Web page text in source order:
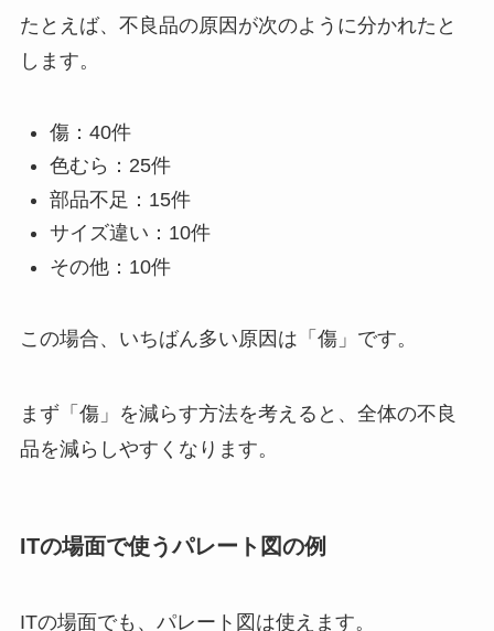
たとえば、不良品の原因が次のように分かれたと
します。
傷：40件
色むら：25件
部品不足：15件
サイズ違い：10件
その他：10件
この場合、いちばん多い原因は「傷」です。
まず「傷」を減らす方法を考えると、全体の不良
品を減らしやすくなります。
ITの場面で使うパレート図の例
ITの場面でも、パレート図は使えます。